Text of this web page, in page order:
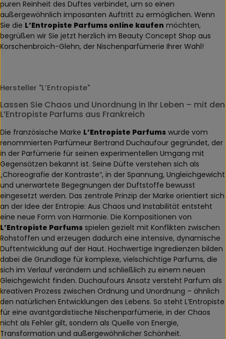
puren Reinheit des Duftes verbindet, um so einen
außergewöhnlich imposanten Auftritt zu ermöglichen. Wenn
Sie die L’Entropiste Parfums online kaufen möchten,
begrüßen wir Sie jetzt herzlich im Beauty Concept Shop aus
Korschenbroich-Glehn, der Nischenparfümerie Ihrer Wahl!
Hersteller "L’Entropiste"
Lassen Sie Chaos und Unordnung in Ihr Leben – mit den
L’Entropiste Parfums aus Frankreich
Die französische Marke L’Entropiste Parfums wurde vom
renommierten Parfümeur Bertrand Duchaufour gegründet, der
in der Parfümerie für seinen experimentellen Umgang mit
Gegensätzen bekannt ist. Seine Düfte verstehen sich als
„Choreografie der Kontraste“, in der Spannung, Ungleichgewicht
und unerwartete Begegnungen der Duftstoffe bewusst
eingesetzt werden. Das zentrale Prinzip der Marke orientiert sich
an der Idee der Entropie: Aus Chaos und Instabilität entsteht
eine neue Form von Harmonie. Die Kompositionen von
L’Entropiste Parfums spielen gezielt mit Konflikten zwischen
Rohstoffen und erzeugen dadurch eine intensive, dynamische
Duftentwicklung auf der Haut. Hochwertige Ingredienzen bilden
dabei die Grundlage für komplexe, vielschichtige Parfums, die
sich im Verlauf verändern und schließlich zu einem neuen
Gleichgewicht finden. Duchaufours Ansatz versteht Parfum als
kreativen Prozess zwischen Ordnung und Unordnung – ähnlich
den natürlichen Entwicklungen des Lebens. So steht L’Entropiste
für eine avantgardistische Nischenparfümerie, in der Chaos
nicht als Fehler gilt, sondern als Quelle von Energie,
Transformation und außergewöhnlicher Schönheit.